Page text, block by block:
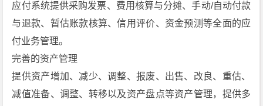
应付系统提供采购发票、费用核算与分摊、手动/自动付款
与退款、暂估账款核算、信用评价、资金预测等全面的应
付业务管理。
完善的资产管理
提供资产增加、减少、调整、报废、出售、改良、重估、
减值准备、调整、转移以及资产盘点等资产管理，提供多